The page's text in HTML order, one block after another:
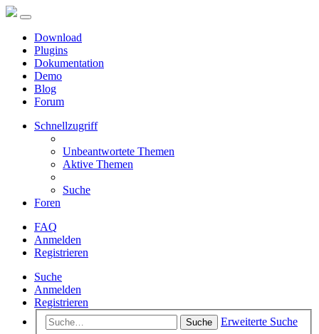
Download
Plugins
Dokumentation
Demo
Blog
Forum
Schnellzugriff
Unbeantwortete Themen
Aktive Themen
Suche
Foren
FAQ
Anmelden
Registrieren
Suche
Anmelden
Registrieren
Suche Erweiterte Suche